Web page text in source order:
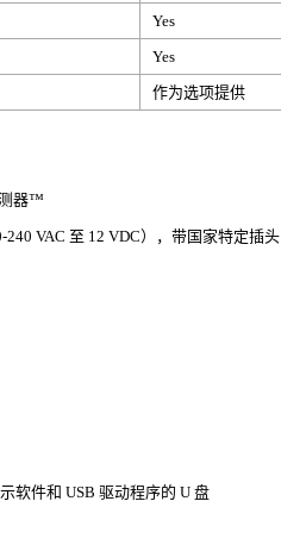
Yes
Yes
作为选项提供
器™
VAC 至 12 VDC），带国家特定插头
软件和 USB 驱动程序的 U 盘